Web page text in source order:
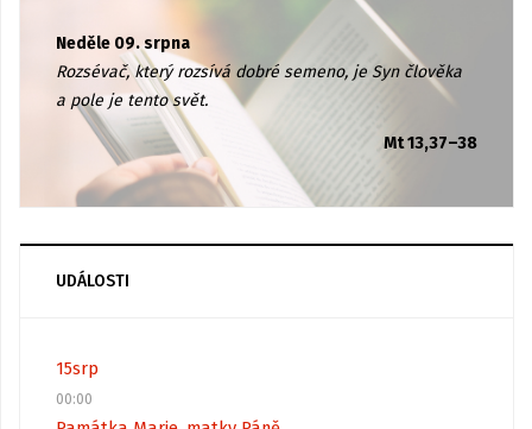
Neděle 09. srpna
Rozsévač, který rozsívá dobré semeno, je Syn člověka
a pole je tento svět.
Mt 13,37–38
UDÁLOSTI
15srp
00:00